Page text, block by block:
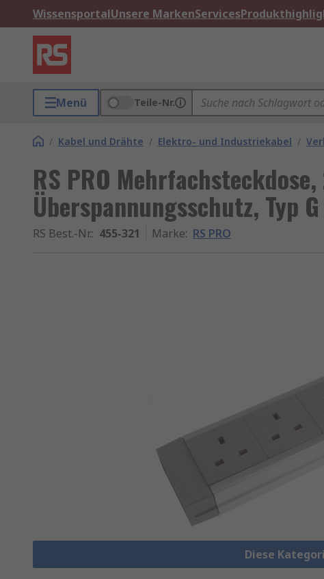
WissensportalUnsere MarkenServices
Menü Teile-Nr.
/ Kabel und Drähte / Elektro- und Industriekabel /
RS PRO
Überspannungsschutz, Typ
RS Best.-Nr.: 455-321 Marke: RS PRO
Diese